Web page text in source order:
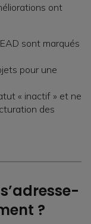
ont
sont marqués
pour une
« inactif » et ne
des
?